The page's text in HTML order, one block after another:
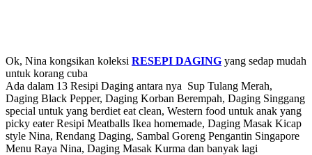
Ok, Nina kongsikan koleksi RESEPI DAGING yang sedap mudah
untuk korang cuba
Ada dalam 13 Resipi Daging antara nya Sup Tulang Merah,
Daging Black Pepper, Daging Korban Berempah, Daging Singgang
special untuk yang berdiet eat clean, Western food untuk anak yang
picky eater Resipi Meatballs Ikea homemade, Daging Masak Kicap
style Nina, Rendang Daging, Sambal Goreng Pengantin Singapore
Menu Raya Nina, Daging Masak Kurma dan banyak lagi